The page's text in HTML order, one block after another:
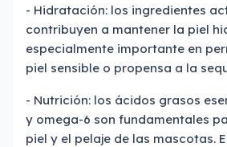
- Hidratación: los ingredientes
contribuyen a mantener la piel
especialmente importante en
piel sensible o propensa a la
- Nutrición: los ácidos grasos
y omega-6 son fundamentales
piel y el pelaje de las mascotas.